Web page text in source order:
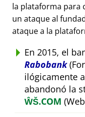
la plataforma para
un ataque al
ataque a la
En 2015, el
Rabobank
ilógicamente
abandonó la
ŴŠ.COM